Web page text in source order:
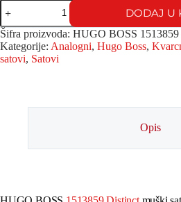
DODAJ U
Šifra proizvoda: HUGO BOSS 1513859
Kategorije: Analogni, Hugo Boss,
satovi, Satovi
Opis